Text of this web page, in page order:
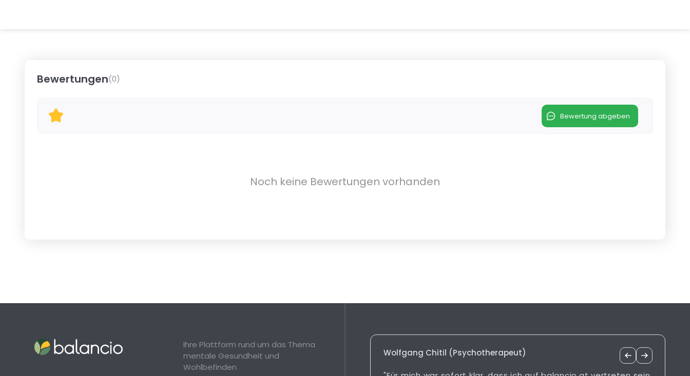
Bewertungen(0)
Bewertung abgeben
Noch keine Bewertungen vorhanden
Ihre Plattform rund um das Thema
mentale Gesundheit und
Wohlbefinden
Wolfgang Chitil (Psychotherapeut)